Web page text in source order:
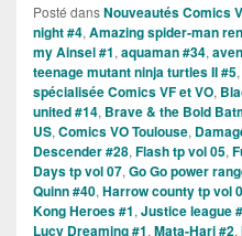
Posté dansNouveautés Comics
night #4, Amazing spider-man
my Ainsel #1, aquaman #34,
teenage mutant ninja turtles II #5,
spécialisée Comics VF et VO,
united #14, Brave & the Bold
US, Comics VO Toulouse,
Descender #28, Flash tp vol 05,
Days tp vol 07, Go Go power
Quinn #40, Harrow county tp vol
Kong Heroes #1, Justice league
Lucy Dreaming #1, Mata-Hari #2,